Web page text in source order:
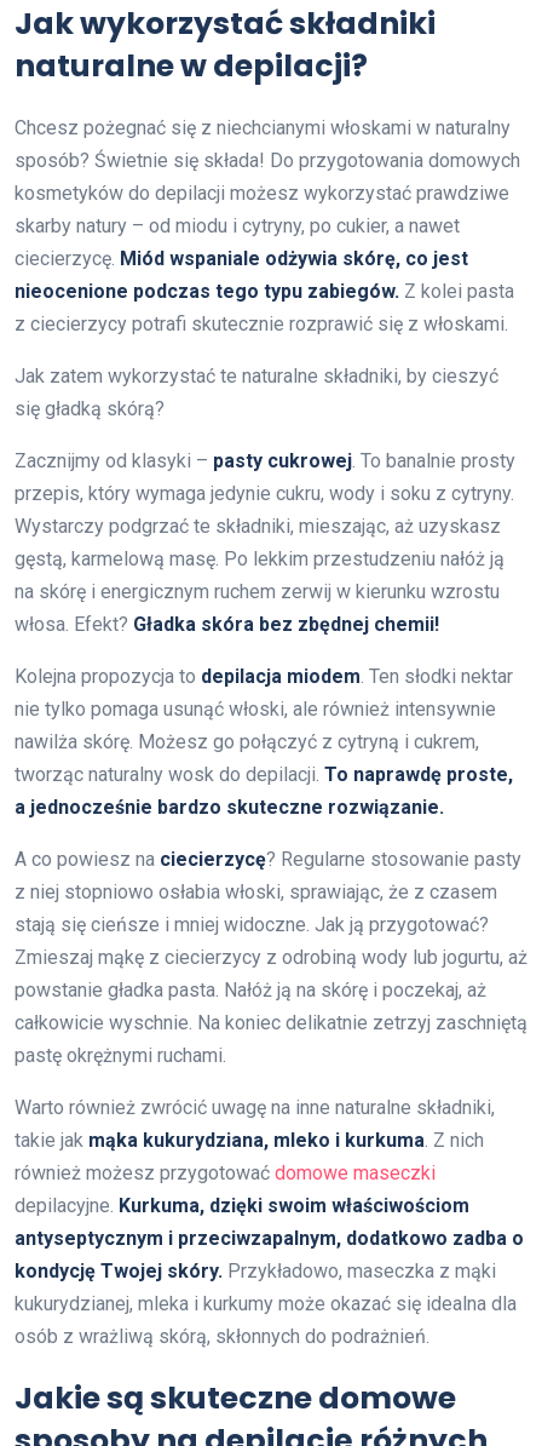
Jak wykorzystać składniki
naturalne w depilacji?
Chcesz pożegnać się z niechcianymi włoskami w naturalny
sposób? Świetnie się składa! Do przygotowania domowych
kosmetyków do depilacji możesz wykorzystać prawdziwe
skarby natury – od miodu i cytryny, po cukier, a nawet
ciecierzycę. Miód wspaniale odżywia skórę, co jest
nieocenione podczas tego typu zabiegów. Z kolei pasta
z ciecierzycy potrafi skutecznie rozprawić się z włoskami.
Jak zatem wykorzystać te naturalne składniki, by cieszyć
się gładką skórą?
Zacznijmy od klasyki – pasty cukrowej. To banalnie prosty
przepis, który wymaga jedynie cukru, wody i soku z cytryny.
Wystarczy podgrzać te składniki, mieszając, aż uzyskasz
gęstą, karmelową masę. Po lekkim przestudzeniu nałóż ją
na skórę i energicznym ruchem zerwij w kierunku wzrostu
włosa. Efekt? Gładka skóra bez zbędnej chemii!
Kolejna propozycja to depilacja miodem. Ten słodki nektar
nie tylko pomaga usunąć włoski, ale również intensywnie
nawilża skórę. Możesz go połączyć z cytryną i cukrem,
tworząc naturalny wosk do depilacji. To naprawdę proste,
a jednocześnie bardzo skuteczne rozwiązanie.
A co powiesz na ciecierzycę? Regularne stosowanie pasty
z niej stopniowo osłabia włoski, sprawiając, że z czasem
stają się cieńsze i mniej widoczne. Jak ją przygotować?
Zmieszaj mąkę z ciecierzycy z odrobiną wody lub jogurtu, aż
powstanie gładka pasta. Nałóż ją na skórę i poczekaj, aż
całkowicie wyschnie. Na koniec delikatnie zetrzyj zaschniętą
pastę okrężnymi ruchami.
Warto również zwrócić uwagę na inne naturalne składniki,
takie jak mąka kukurydziana, mleko i kurkuma. Z nich
również możesz przygotować domowe maseczki
depilacyjne. Kurkuma, dzięki swoim właściwościom
antyseptycznym i przeciwzapalnym, dodatkowo zadba o
kondycję Twojej skóry. Przykładowo, maseczka z mąki
kukurydzianej, mleka i kurkumy może okazać się idealna dla
osób z wrażliwą skórą, skłonnych do podrażnień.
Jakie są skuteczne domowe